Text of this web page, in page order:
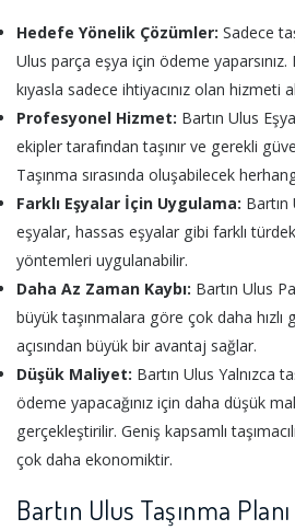
Hedefe Yönelik Çözümler: Sadece
Ulus parça eşya için ödeme yaparsınız.
kıyasla sadece ihtiyacınız olan hizmeti
Profesyonel Hizmet: Bartın Ulus
ekipler tarafından taşınır ve gerekli
Taşınma sırasında oluşabilecek
Farklı Eşyalar İçin Uygulama: Bartın
eşyalar, hassas eşyalar gibi farklı
yöntemleri uygulanabilir.
Daha Az Zaman Kaybı: Bartın Ulus
büyük taşınmalara göre çok daha
açısından büyük bir avantaj sağlar.
Düşük Maliyet: Bartın Ulus Yalnızca
ödeme yapacağınız için daha düşük
gerçekleştirilir. Geniş kapsamlı
çok daha ekonomiktir.
Bartın Ulus Taşınma Planı